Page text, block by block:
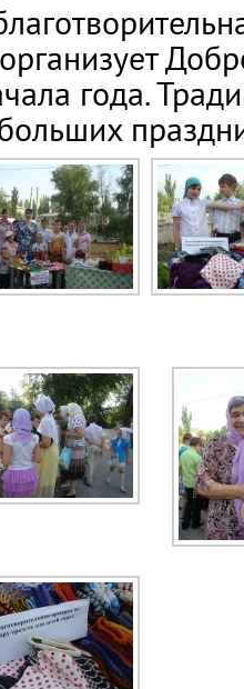
года.